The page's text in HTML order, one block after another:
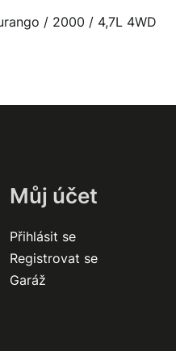
/ 2000 / 4,7L 4WD
Můj účet
Přihlásit se
Registrovat se
Garáž